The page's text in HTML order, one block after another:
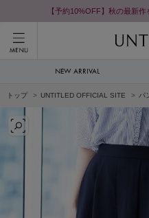
【予約10%OFF】秋の最新
NEW ARRIVAL
トップ UNTITLED OFFICIAL SITE パ